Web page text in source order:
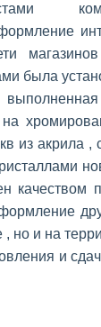
была
на
из акрила
качеством
но и на
и